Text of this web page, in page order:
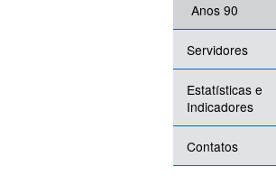
Anos 90
Servidores
Estatísticas e
Indicadores
Contatos